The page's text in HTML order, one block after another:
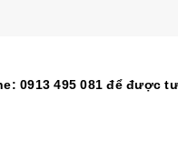
0913 495 081 để được